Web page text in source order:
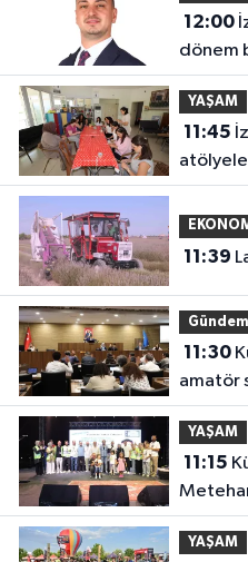
12:00İzmir Tire lokantalarında yeni
dönem
YAŞAM
11:45
11:39
Gündem
11:30Kütahya Belediyesi'nden
amatör
YAŞAM
11:15
aldı
YAŞAM